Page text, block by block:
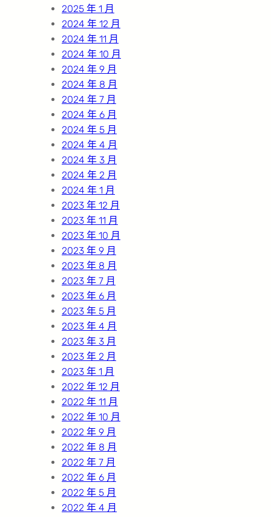
2025 年 1 月
2024 年 12 月
2024 年 11 月
2024 年 10 月
2024 年 9 月
2024 年 8 月
2024 年 7 月
2024 年 6 月
2024 年 5 月
2024 年 4 月
2024 年 3 月
2024 年 2 月
2024 年 1 月
2023 年 12 月
2023 年 11 月
2023 年 10 月
2023 年 9 月
2023 年 8 月
2023 年 7 月
2023 年 6 月
2023 年 5 月
2023 年 4 月
2023 年 3 月
2023 年 2 月
2023 年 1 月
2022 年 12 月
2022 年 11 月
2022 年 10 月
2022 年 9 月
2022 年 8 月
2022 年 7 月
2022 年 6 月
2022 年 5 月
2022 年 4 月